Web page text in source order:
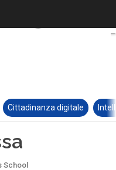
Cittadinanza digitale
School